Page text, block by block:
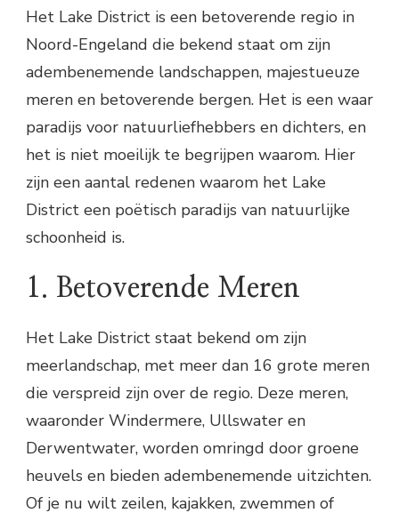
Het Lake District is een betoverende regio in
Noord-Engeland die bekend staat om zijn
adembenemende landschappen, majestueuze
meren en betoverende bergen. Het is een waar
paradijs voor natuurliefhebbers en dichters, en
het is niet moeilijk te begrijpen waarom. Hier
zijn een aantal redenen waarom het Lake
District een poëtisch paradijs van natuurlijke
schoonheid is.
1. Betoverende Meren
Het Lake District staat bekend om zijn
meerlandschap, met meer dan 16 grote meren
die verspreid zijn over de regio. Deze meren,
waaronder Windermere, Ullswater en
Derwentwater, worden omringd door groene
heuvels en bieden adembenemende uitzichten.
Of je nu wilt zeilen, kajakken, zwemmen of